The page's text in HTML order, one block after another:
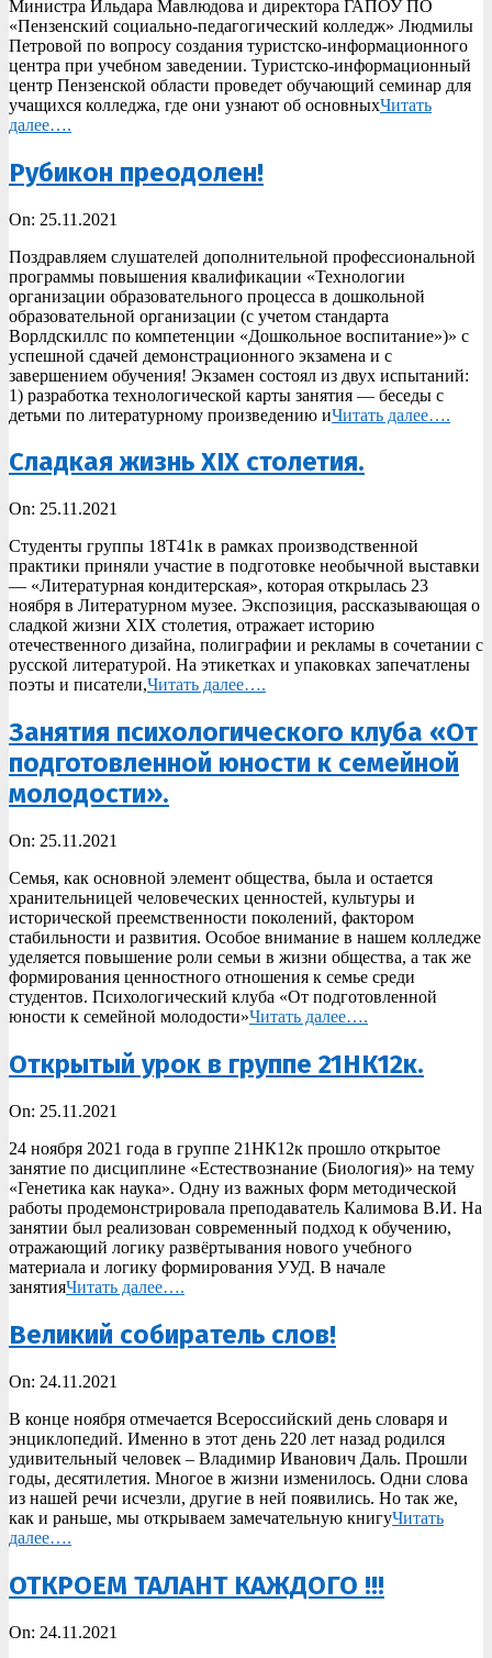
Министра Ильдара Мавлюдова и директора ГАПОУ ПО
«Пензенский социально-педагогический колледж» Людмилы
Петровой по вопросу создания туристско-информационного
центра при учебном заведении. Туристско-информационный
центр Пензенской области проведет обучающий семинар для
учащихся колледжа, где они узнают об основныхЧитать
далее….
Рубикон преодолен!
2021-
25
On: 25.11.2021
Поздравляем слушателей дополнительной профессиональной
программы повышения квалификации «Технологии
организации образовательного процесса в дошкольной
образовательной организации (с учетом стандарта
Ворлдскиллс по компетенции «Дошкольное воспитание»)» с
успешной сдачей демонстрационного экзамена и с
завершением обучения! Экзамен состоял из двух испытаний:
1) разработка технологической карты занятия — беседы с
детьми по литературному произведению иЧитать далее….
Сладкая жизнь XIX столетия.
2021-
25
On: 25.11.2021
Студенты группы 18Т41к в рамках производственной
практики приняли участие в подготовке необычной выставки
— «Литературная кондитерская», которая открылась 23
ноября в Литературном музее. Экспозиция, рассказывающая о
сладкой жизни XIX столетия, отражает историю
отечественного дизайна, полиграфии и рекламы в сочетании с
русской литературой. На этикетках и упаковках запечатлены
поэты и писатели,Читать далее….
Занятия психологического клуба «От
подготовленной юности к семейной
молодости».
2021-
25
On: 25.11.2021
Семья, как основной элемент общества, была и остается
хранительницей человеческих ценностей, культуры и
исторической преемственности поколений, фактором
стабильности и развития. Особое внимание в нашем колледже
уделяется повышение роли семьи в жизни общества, а так же
формирования ценностного отношения к семье среди
студентов. Психологический клуба «От подготовленной
юности к семейной молодости»Читать далее….
Открытый урок в группе 21НК12к.
2021-
25
On: 25.11.2021
24 ноября 2021 года в группе 21НК12к прошло открытое
занятие по дисциплине «Естествознание (Биология)» на тему
«Генетика как наука». Одну из важных форм методической
работы продемонстрировала преподаватель Калимова В.И. На
занятии был реализован современный подход к обучению,
отражающий логику развёртывания нового учебного
материала и логику формирования УУД. В начале
занятияЧитать далее….
Великий собиратель слов!
2021-
24
On: 24.11.2021
В конце ноября отмечается Всероссийский день словаря и
энциклопедий. Именно в этот день 220 лет назад родился
удивительный человек – Владимир Иванович Даль. Прошли
годы, десятилетия. Многое в жизни изменилось. Одни слова
из нашей речи исчезли, другие в ней появились. Но так же,
как и раньше, мы открываем замечательную книгуЧитать
далее….
ОТКРОЕМ ТАЛАНТ КАЖДОГО !!!
2021-
On: 24.11.2021